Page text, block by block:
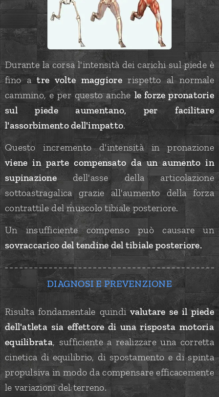
Durante la corsa l'intensità dei carichi sul piede è
fino atre volte maggiorerispetto al normale
cammino, e per questo anchele forze pronatorie
sul piede aumentano, per facilitare
l'assorbimento dell'impatto.
Questo incremento d'intensità in pronazione
viene in parte compensato da un aumento in
supinazionedell'asse della articolazione
sottoastragalica grazie all'aumento della forza
contrattile del muscolo tibiale posteriore.
Un insufficiente compenso può causare un
sovraccarico del tendine del tibiale posteriore.
DIAGNOSI E PREVENZIONE
Risulta fondamentale quindivalutare se il piede
dell'atleta sia effettore di una risposta motoria
equilibrata, sufficiente a realizzare una corretta
cinetica di equilibrio, di spostamento e di spinta
propulsiva in modo da compensare efficacemente
le variazioni del terreno.